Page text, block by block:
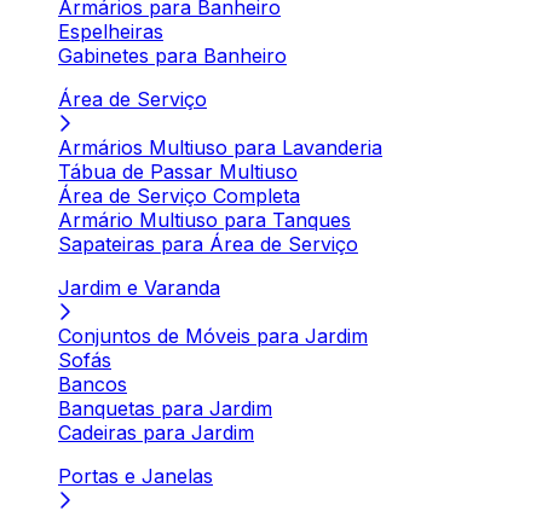
Armários para Banheiro
Espelheiras
Gabinetes para Banheiro
Área de Serviço
Armários Multiuso para Lavanderia
Tábua de Passar Multiuso
Área de Serviço Completa
Armário Multiuso para Tanques
Sapateiras para Área de Serviço
Jardim e Varanda
Conjuntos de Móveis para Jardim
Sofás
Bancos
Banquetas para Jardim
Cadeiras para Jardim
Portas e Janelas